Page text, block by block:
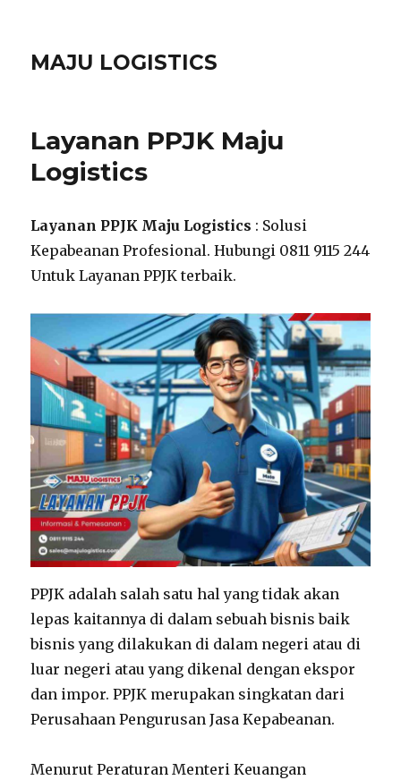
MAJU LOGISTICS
Layanan PPJK Maju
Logistics
Layanan PPJK Maju Logistics : Solusi
Kepabeanan Profesional. Hubungi 0811 9115 244
Untuk Layanan PPJK terbaik.
PPJK adalah salah satu hal yang tidak akan
lepas kaitannya di dalam sebuah bisnis baik
bisnis yang dilakukan di dalam negeri atau di
luar negeri atau yang dikenal dengan ekspor
dan impor. PPJK merupakan singkatan dari
Perusahaan Pengurusan Jasa Kepabeanan.
Menurut Peraturan Menteri Keuangan